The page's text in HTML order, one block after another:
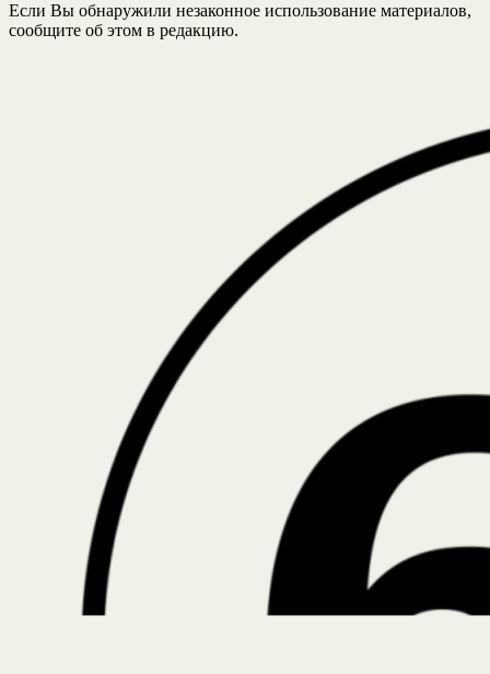
Если Вы обнаружили незаконное использование материалов,
сообщите об этом в редакцию.